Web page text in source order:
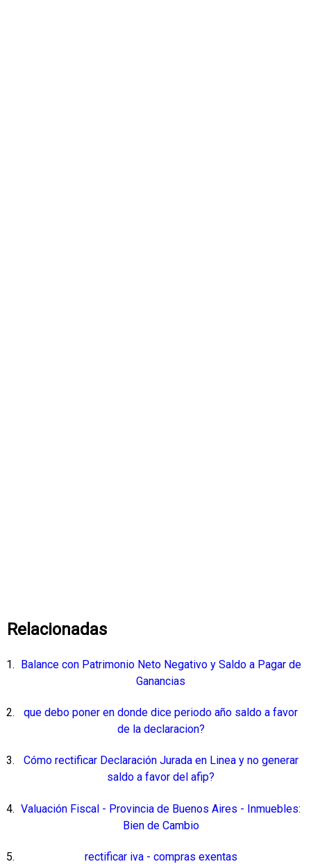
Relacionadas
Balance con Patrimonio Neto Negativo y Saldo a Pagar de
Ganancias
que debo poner en donde dice periodo año saldo a favor
de la declaracion?
Cómo rectificar Declaración Jurada en Linea y no generar
saldo a favor del afip?
Valuación Fiscal - Provincia de Buenos Aires - Inmuebles:
Bien de Cambio
rectificar iva - compras exentas